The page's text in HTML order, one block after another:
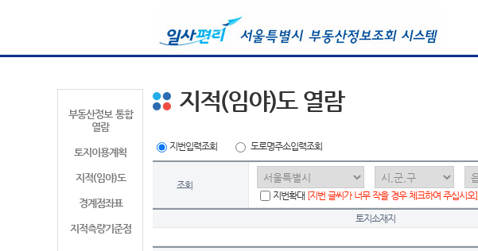
부동산정보 통합
열람
토지이용계획
지적(임야)도
경계점좌표
지적측량기준점
지적(임야)도 열람
지번입력조회 도로명주소입력조회
조회
지번확대 [지번 글씨가 너무 작을 경우 체크하여 주십시오]
토지소재지